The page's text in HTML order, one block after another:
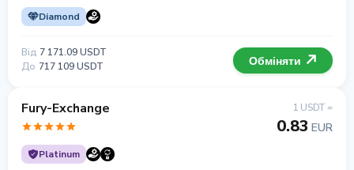
Diamond
Від 7 171.09 USDT
До 717 109 USDT Обміняти
Fury-Exchange
Platinum
1 USDT =
0.83 EUR